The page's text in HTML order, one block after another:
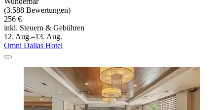
(3.588 Bewertungen)
256 €
inkl. Steuern & Gebühren
12. Aug.–13. Aug.
Omni Dallas Hotel